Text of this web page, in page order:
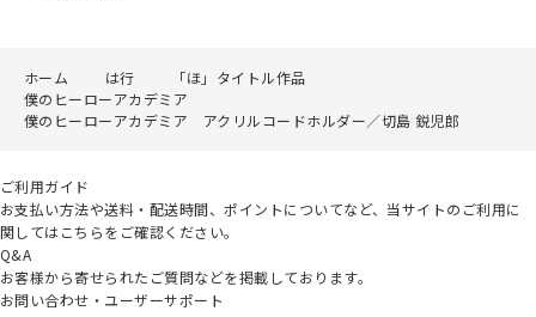
ホーム は行
「ほ」タイトル作品
僕のヒーローアカデミア
僕のヒーローアカデミア アクリルコードホルダー／切島 鋭児郎
ご利用ガイド
お支払い方法や送料・配送時間、ポイントについてなど、当サイトのご利用に
関してはこちらをご確認ください。
Q&A
お客様から寄せられたご質問などを掲載しております。
お問い合わせ・ユーザーサポート